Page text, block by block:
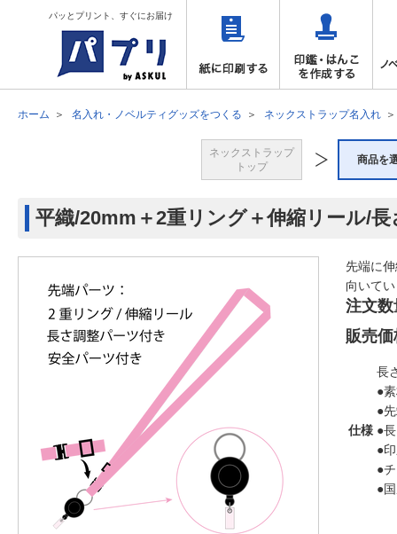
パッとプリント、すぐにお届け
ホーム 名入れ・ノベルティグッズをつくる ネックストラップ名入れ
ネックストラップ
トップ
商品を
平織/20mm＋2重リング＋伸縮リール/
先端に
向いて
注文数
販売価
仕様
長
●
●
●
●
●
●